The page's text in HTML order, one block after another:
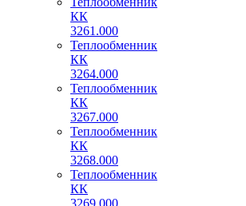
КК
3261.000
Теплообменник
КК
3264.000
Теплообменник
КК
3267.000
Теплообменник
КК
3268.000
Теплообменник
КК
3269.000